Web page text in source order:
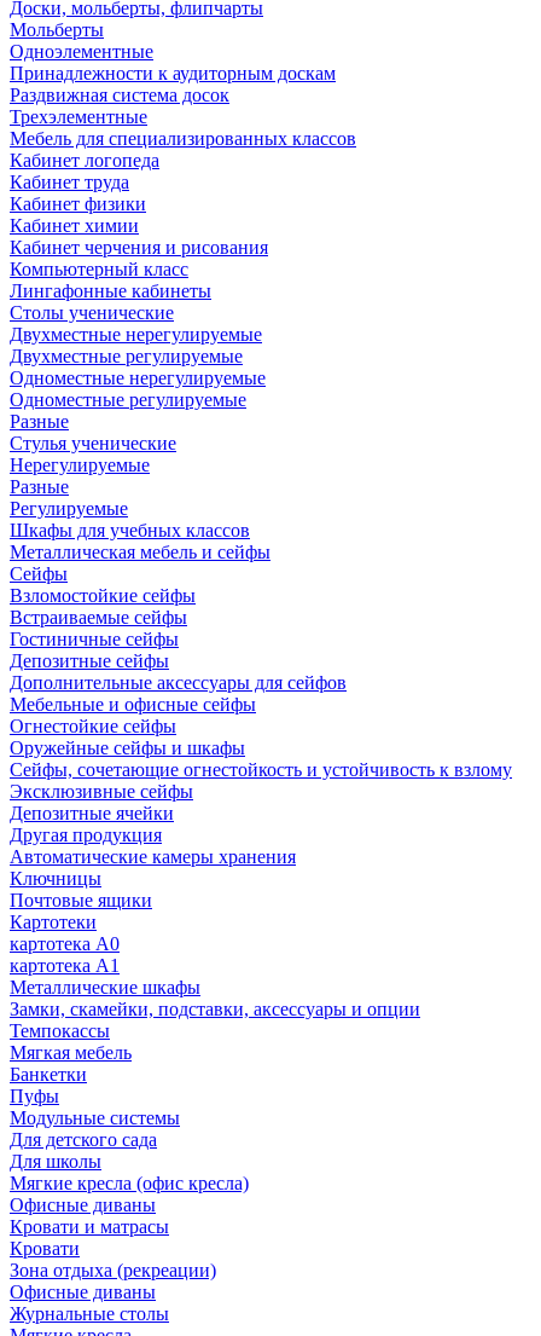
Доски, мольберты, флипчарты
Мольберты
Одноэлементные
Принадлежности к аудиторным доскам
Раздвижная система досок
Трехэлементные
Мебель для специализированных классов
Кабинет логопеда
Кабинет труда
Кабинет физики
Кабинет химии
Кабинет черчения и рисования
Компьютерный класс
Лингафонные кабинеты
Столы ученические
Двухместные нерегулируемые
Двухместные регулируемые
Одноместные нерегулируемые
Одноместные регулируемые
Разные
Стулья ученические
Нерегулируемые
Разные
Регулируемые
Шкафы для учебных классов
Металлическая мебель и сейфы
Сейфы
Взломостойкие сейфы
Встраиваемые сейфы
Гостиничные сейфы
Депозитные сейфы
Дополнительные аксессуары для сейфов
Мебельные и офисные сейфы
Огнестойкие сейфы
Оружейные сейфы и шкафы
Сейфы, сочетающие огнестойкость и устойчивость к взлому
Эксклюзивные сейфы
Депозитные ячейки
Другая продукция
Автоматические камеры хранения
Ключницы
Почтовые ящики
Картотеки
картотека А0
картотека А1
Металлические шкафы
Замки, скамейки, подставки, аксессуары и опции
Темпокассы
Мягкая мебель
Банкетки
Пуфы
Модульные системы
Для детского сада
Для школы
Мягкие кресла (офис кресла)
Офисные диваны
Кровати и матрасы
Кровати
Зона отдыха (рекреации)
Офисные диваны
Журнальные столы